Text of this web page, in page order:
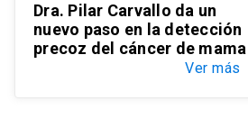
Dra. Pilar Carvallo da un
nuevo paso en la detección
precoz del cáncer de mama
Ver más